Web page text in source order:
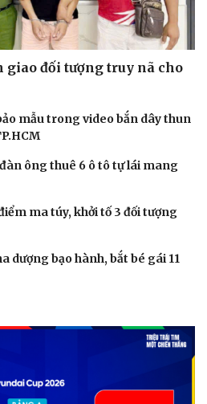
giao đối tượng truy nã cho
mẫu trong video bắn dây thun
ông thuê 6 ô tô tự lái mang
ma túy, khởi tố 3 đối tượng
dượng bạo hành, bắt bé gái 11